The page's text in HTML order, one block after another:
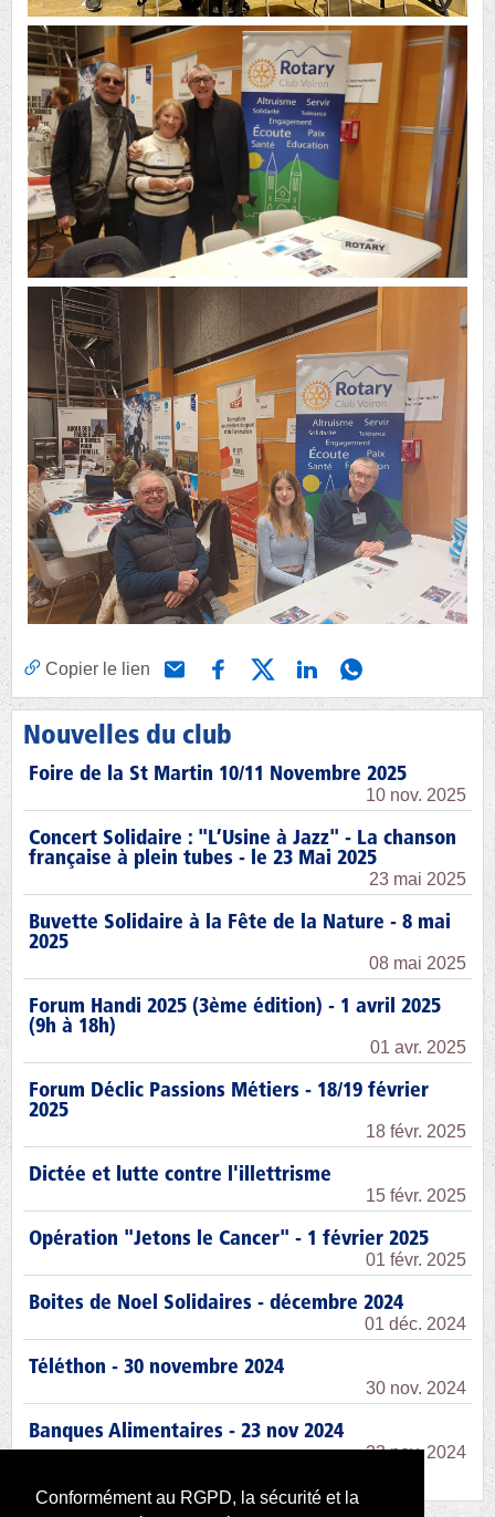
Conformément au RGPD, la sécurité et la
Copier le lien
Nouvelles du club
Foire de la St Martin 10/11 Novembre 2025
10 nov. 2025
Concert Solidaire : "L’Usine à Jazz" - La chanson
française à plein tubes - le 23 Mai 2025
23 mai 2025
Buvette Solidaire à la Fête de la Nature - 8 mai
2025
08 mai 2025
Forum Handi 2025 (3ème édition) - 1 avril 2025
(9h à 18h)
01 avr. 2025
Forum Déclic Passions Métiers - 18/19 février
2025
18 févr. 2025
Dictée et lutte contre l'illettrisme
15 févr. 2025
Opération "Jetons le Cancer" - 1 février 2025
01 févr. 2025
Boites de Noel Solidaires - décembre 2024
01 déc. 2024
Téléthon - 30 novembre 2024
30 nov. 2024
Banques Alimentaires - 23 nov 2024
23 nov. 2024